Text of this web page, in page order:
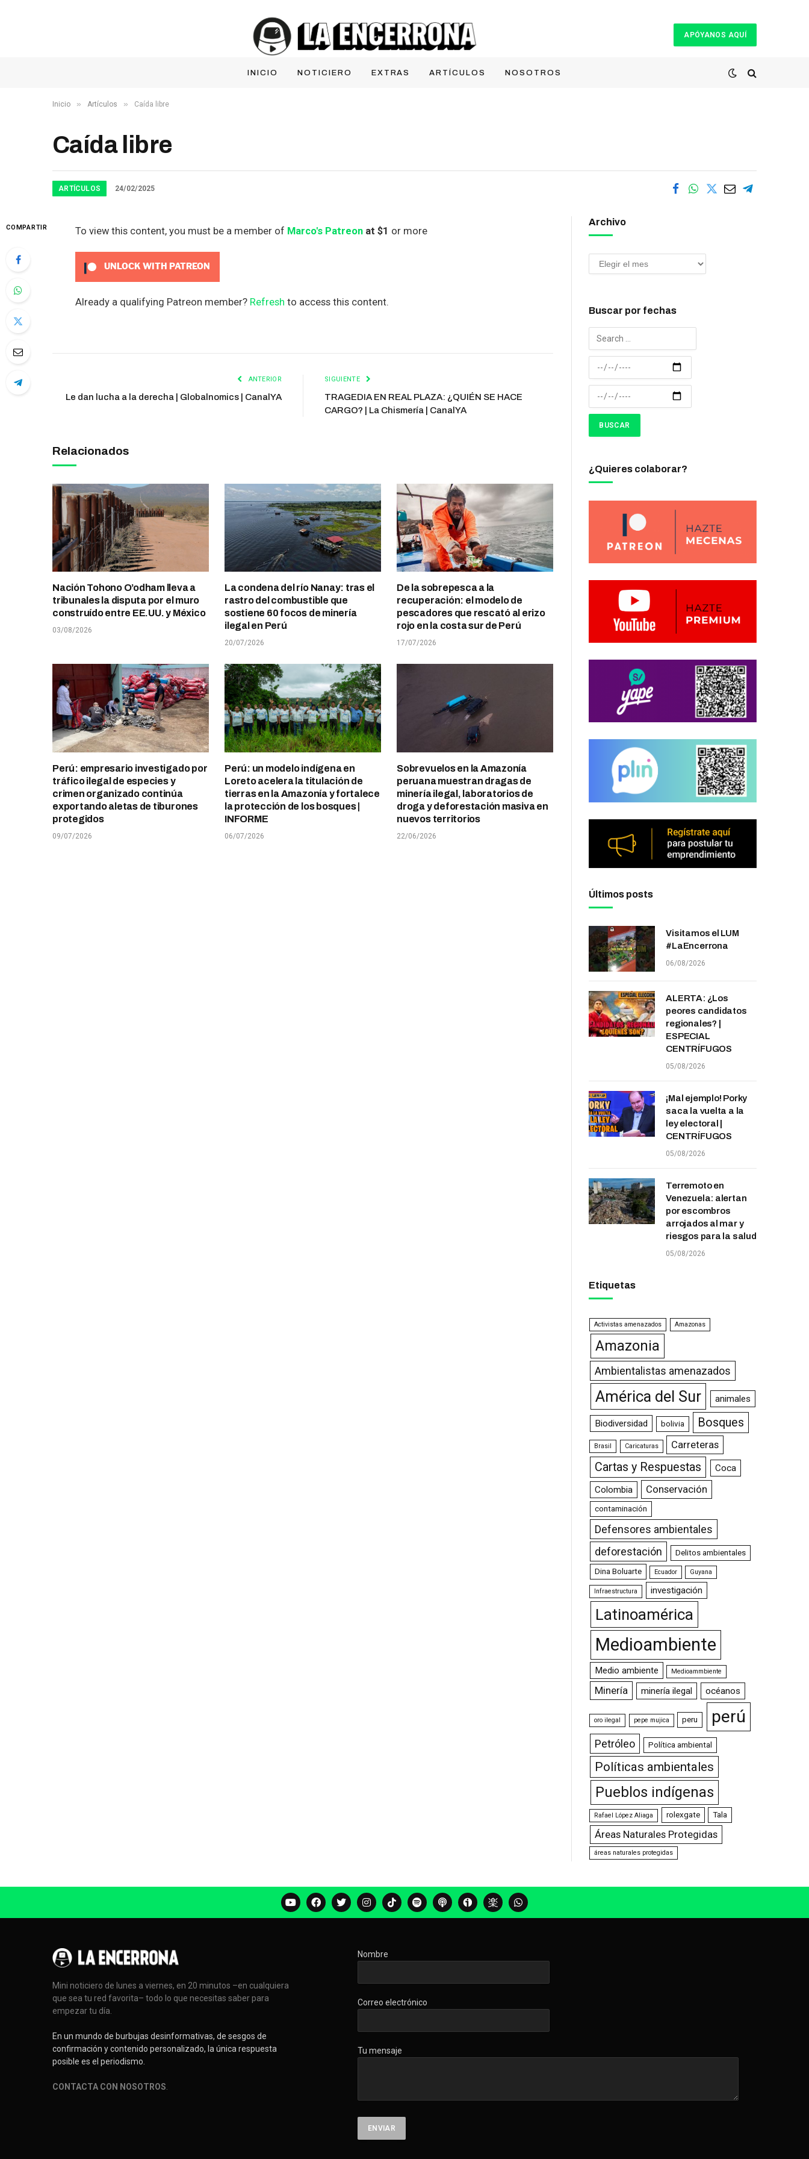
APÓYANOS AQUÍ
INICIO NOTICIERO EXTRAS ARTÍCULOS NOSOTROS
Inicio » Artículos » Caída libre
Caída libre
ARTÍCULOS 24/02/2025
COMPARTIR To view this content, you must be a member of Marco's Patreonat $1 or more
UNLOCK WITH PATREON
Already a qualifying Patreon member? Refresh to access this content.
ANTERIOR
Le dan lucha a la derecha | Globalnomics | CanalYA
SIGUIENTE
TRAGEDIA EN REAL PLAZA: ¿QUIÉN SE HACE
CARGO? | La Chismería | CanalYA
Relacionados
Nación Tohono O’odham lleva a
tribunales la disputa por el muro
construído entre EE.UU. y México
03/08/2026
La condena del río Nanay: tras el
rastro del combustible que
sostiene 60 focos de minería
ilegal en Perú
20/07/2026
De la sobrepesca a la
recuperación: el modelo de
pescadores que rescató al erizo
rojo en la costa sur de Perú
17/07/2026
Perú: empresario investigado por
tráfico ilegal de especies y
crimen organizado continúa
exportando aletas de tiburones
protegidos
09/07/2026
Perú: un modelo indígena en
Loreto acelera la titulación de
tierras en la Amazonía y fortalece
la protección de los bosques |
INFORME
06/07/2026
Sobrevuelos en la Amazonía
peruana muestran dragas de
minería ilegal, laboratorios de
droga y deforestación masiva en
nuevos territorios
22/06/2026
Archivo
Buscar por fechas
¿Quieres colaborar?
Últimos posts
Visitamos el LUM
#LaEncerrona
06/08/2026
ALERTA: ¿Los
peores candidatos
regionales? |
ESPECIAL
CENTRÍFUGOS
05/08/2026
¡Mal ejemplo! Porky
saca la vuelta a la
ley electoral |
CENTRÍFUGOS
05/08/2026
Terremoto en
Venezuela: alertan
por escombros
arrojados al mar y
riesgos para la salud
05/08/2026
Etiquetas
Activistas amenazados Amazonas
Amazonia
Ambientalistas amenazados
América del Sur animales
Biodiversidad bolivia Bosques
Brasil Caricaturas Carreteras
Cartas y Respuestas
Coca
Colombia
Conservación
contaminación
Defensores ambientales
deforestación
Delitos ambientales
Dina Boluarte Ecuador Guyana
Infraestructura investigación
Latinoamérica
Medioambiente
Medio ambiente Medioammbiente
Minería minería ilegal océanos
oro ilegal pepe mujica peru perú
Petróleo Política ambiental
Políticas ambientales
Pueblos indígenas
Rafael López Aliaga rolexgate Tala
Áreas Naturales Protegidas
áreas naturales protegidas
Mini noticiero de lunes a viernes, en 20 minutos –en cualquiera
que sea tu red favorita– todo lo que necesitas saber para
empezar tu día.
En un mundo de burbujas desinformativas, de sesgos de
confirmación y contenido personalizado, la única respuesta
posible es el periodismo.
CONTACTA CON NOSOTROS
Nombre
Correo electrónico
Tu mensaje